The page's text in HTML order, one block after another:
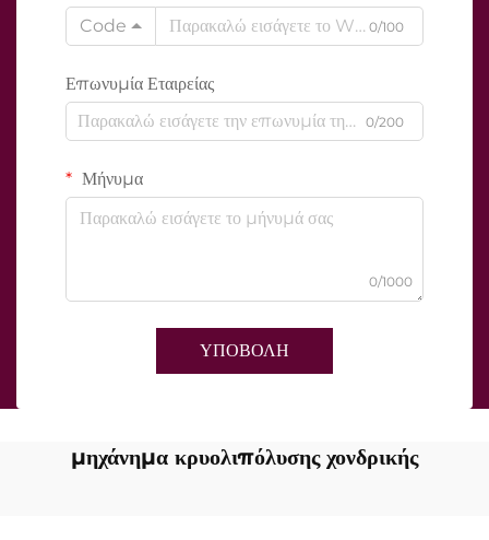
Code
0/100
Επωνυμία Εταιρείας
0/200
Μήνυμα
0/1000
ΥΠΟΒΟΛΗ
μηχάνημα κρυολιπόλυσης χονδρικής